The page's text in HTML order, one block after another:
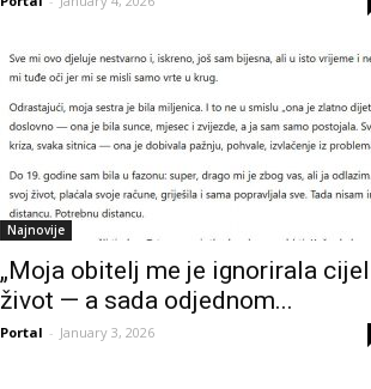
Najnovije
„Moja obitelj me je ignorirala
život — a sada odjednom...
Portal - January 3, 2026